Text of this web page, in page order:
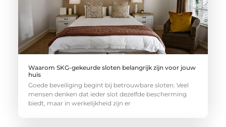
Waarom SKG-gekeurde sloten belangrijk zijn voor jouw
huis
Goede beveiliging begint bij betrouwbare sloten. Veel
mensen denken dat ieder slot dezelfde bescherming
biedt, maar in werkelijkheid zijn er